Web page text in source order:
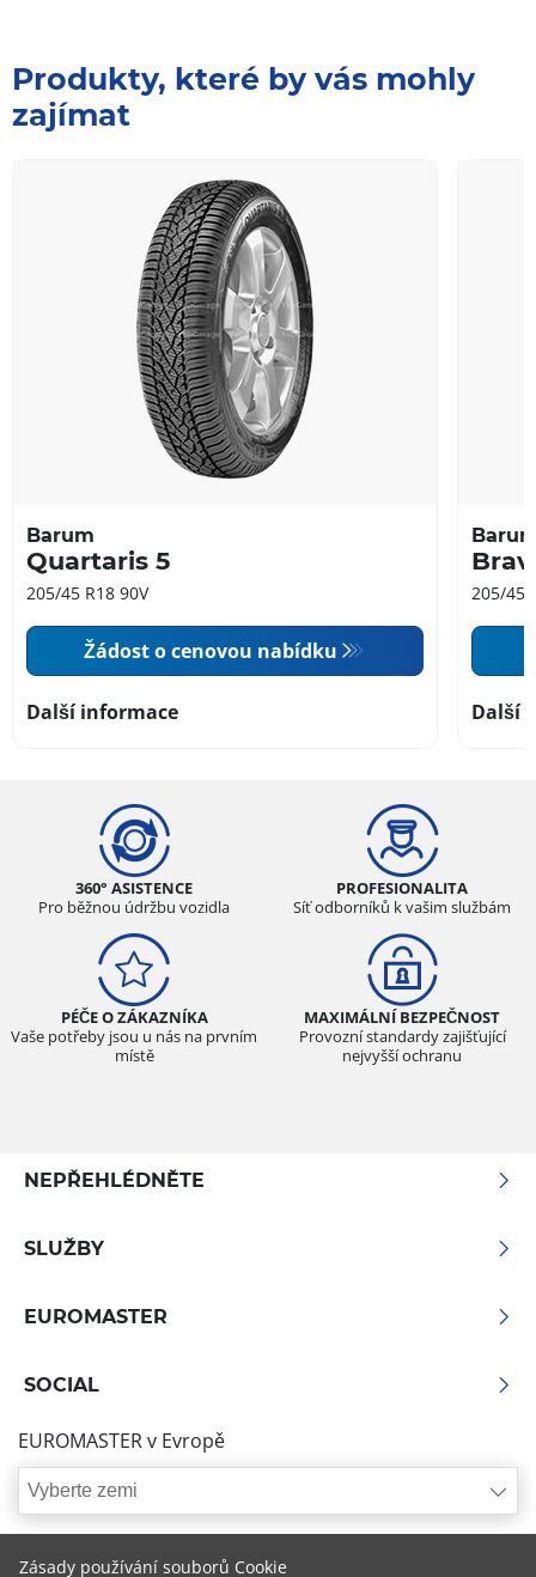
Produkty, které by vás mohly
zajímat
Barum
Quartaris 5
205/45 R18 90V
Žádost o cenovou nabídku
Další informace
205/45
Další
360° ASISTENCE
Pro běžnou údržbu vozidla
PROFESIONALITA
Síť odborníků k vašim službám
PÉČE O ZÁKAZNÍKA
Vaše potřeby jsou u nás na prvním
místě
MAXIMÁLNÍ BEZPEČNOST
Provozní standardy zajišťující
nejvyšší ochranu
NEPŘEHLÉDNĚTE
SLUŽBY
EUROMASTER
SOCIAL
EUROMASTER v Evropě
Vyberte zemi
Zásady používání souborů Cookie